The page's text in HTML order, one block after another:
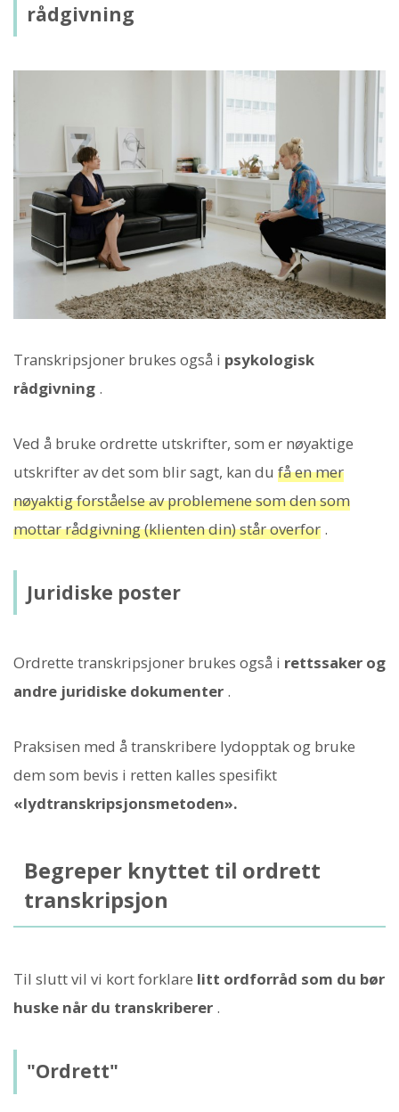
rådgivning
Transkripsjoner brukes også i psykologisk
rådgivning .
Ved å bruke ordrette utskrifter, som er nøyaktige
utskrifter av det som blir sagt, kan du få en mer
nøyaktig forståelse av problemene som den som
mottar rådgivning (klienten din) står overfor .
Juridiske poster
Ordrette transkripsjoner brukes også i rettssaker og
andre juridiske dokumenter .
Praksisen med å transkribere lydopptak og bruke
dem som bevis i retten kalles spesifikt
«lydtranskripsjonsmetoden».
Begreper knyttet til ordrett
transkripsjon
Til slutt vil vi kort forklare litt ordforråd som du bør
huske når du transkriberer .
"Ordrett"